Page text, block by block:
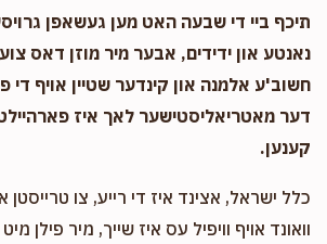
תיכף ביי די שבעה האט מען געשאפן
נאנטע און ידידים, אבער מיר מוזן דאס
חשוב'ע אלמנה און קינדער שטיין אויף די
דער מאטריאליסטישער לאך איז פארהיילט,
קענען.
כלל ישראל, אצינד איז די רייע, צו טרייסטן
וואונד אויף וויפיל עס איז שייך, מיר פילן מיט